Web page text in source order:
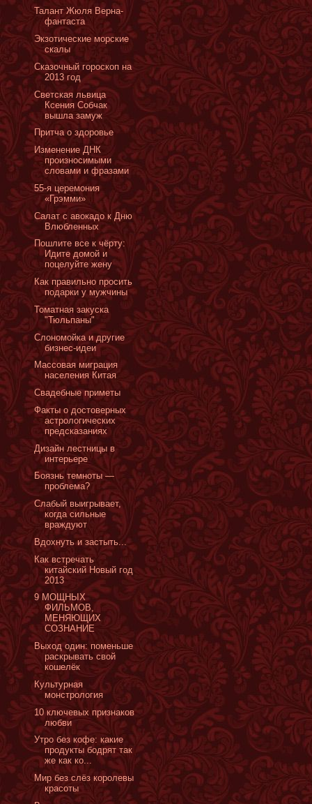
Талант Жюля Верна-
фантаста
Экзотические морские
скалы
Сказочный гороскоп на
2013 год
Светская львица
Ксения Собчак
вышла замуж
Притча о здоровье
Изменение ДНК
произносимыми
словами и фразами
55-я церемония
«Грэмми»
Салат с авокадо к Дню
Влюбленных
Пошлите все к чёрту:
Идите домой и
поцелуйте жену
Как правильно просить
подарки у мужчины
Томатная закуска
"Тюльпаны"
Слономойка и другие
бизнес-идеи
Массовая миграция
населения Китая
Cвадебные приметы
Факты о достоверных
астрологических
предсказаниях
Дизайн лестницы в
интерьере
Боязнь темноты —
проблема?
Слабый выигрывает,
когда сильные
враждуют
Вдохнуть и застыть...
Как встречать
китайский Новый год
2013
‎9 МОЩНЫХ
ФИЛЬМОВ,
МЕНЯЮЩИХ
СОЗНАНИЕ
Выход один: поменьше
раскрывать свой
кошелёк
Культурная
монстрология
10 ключевых признаков
любви
Утро без кофе: какие
продукты бодрят так
же как ко...
Мир без слёз королевы
красоты